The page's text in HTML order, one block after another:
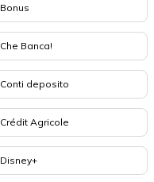
Bonus
Che Banca!
Conti deposito
Crédit Agricole
Disney+